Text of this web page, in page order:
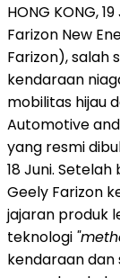
HONG KONG,
Farizon New
Farizon), salah
kendaraan
mobilitas hijau
Automotive
yang resmi
18 Juni.
Geely Farizon
jajaran produk
teknologi
kendaraan dan